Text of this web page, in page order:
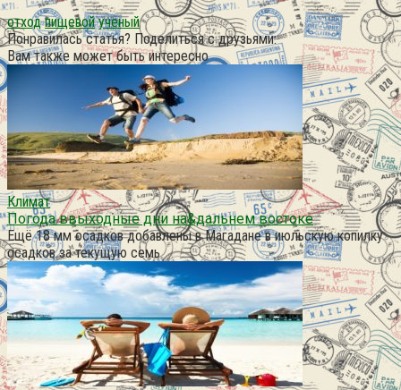
отход пищевой ученый
Понравилась статья? Поделиться с друзьями:
Вам также может быть интересно
Климат
Погода ввыходные дни на&дальнем востоке
Ещё 18 мм осадков добавлены в Магадане в июльскую копилку
осадков за текущую семь